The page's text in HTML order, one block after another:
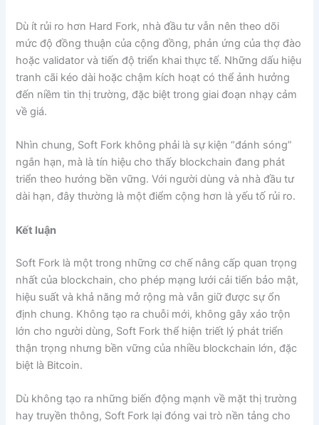
Dù ít rủi ro hơn Hard Fork, nhà đầu tư vẫn nên theo dõi
mức độ đồng thuận của cộng đồng, phản ứng của thợ đào
hoặc validator và tiến độ triển khai thực tế. Những dấu hiệu
tranh cãi kéo dài hoặc chậm kích hoạt có thể ảnh hưởng
đến niềm tin thị trường, đặc biệt trong giai đoạn nhạy cảm
về giá.
Nhìn chung, Soft Fork không phải là sự kiện “đánh sóng”
ngắn hạn, mà là tín hiệu cho thấy blockchain đang phát
triển theo hướng bền vững. Với người dùng và nhà đầu tư
dài hạn, đây thường là một điểm cộng hơn là yếu tố rủi ro.
Kết luận
Soft Fork là một trong những cơ chế nâng cấp quan trọng
nhất của blockchain, cho phép mạng lưới cải tiến bảo mật,
hiệu suất và khả năng mở rộng mà vẫn giữ được sự ổn
định chung. Không tạo ra chuỗi mới, không gây xáo trộn
lớn cho người dùng, Soft Fork thể hiện triết lý phát triển
thận trọng nhưng bền vững của nhiều blockchain lớn, đặc
biệt là Bitcoin.
Dù không tạo ra những biến động mạnh về mặt thị trường
hay truyền thông, Soft Fork lại đóng vai trò nền tảng cho